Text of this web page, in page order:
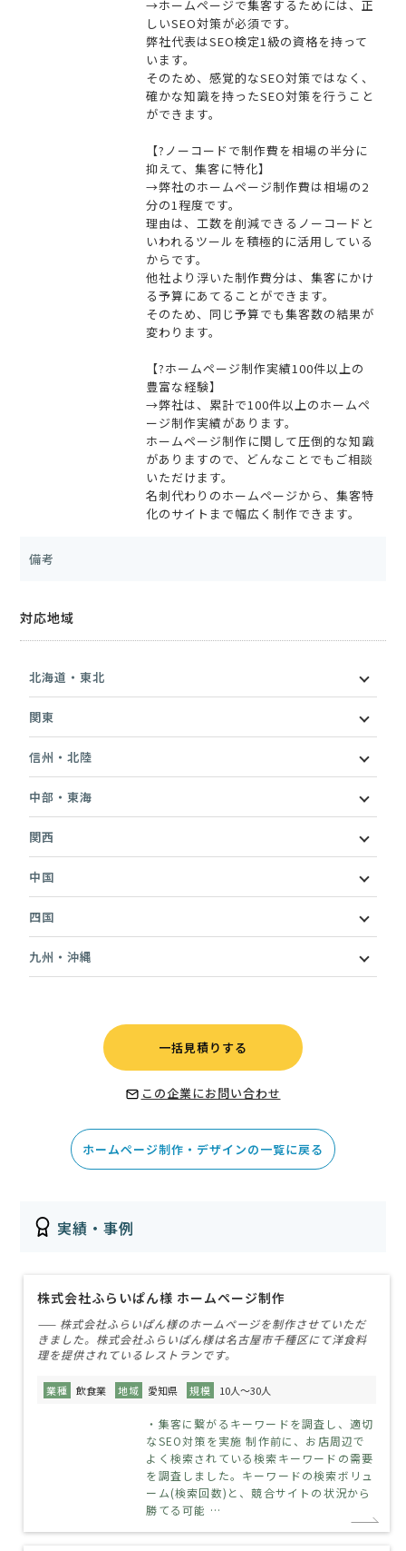
→ホームページで集客するためには、正
しいSEO対策が必須です。
弊社代表はSEO検定1級の資格を持って
います。
そのため、感覚的なSEO対策ではなく、
確かな知識を持ったSEO対策を行うこと
ができます。
【?ノーコードで制作費を相場の半分に
抑えて、集客に特化】
→弊社のホームページ制作費は相場の2
分の1程度です。
理由は、工数を削減できるノーコードと
いわれるツールを積極的に活用している
からです。
他社より浮いた制作費分は、集客にかけ
る予算にあてることができます。
そのため、同じ予算でも集客数の結果が
変わります。
【?ホームページ制作実績100件以上の
豊富な経験】
→弊社は、累計で100件以上のホームペ
ージ制作実績があります。
ホームページ制作に関して圧倒的な知識
がありますので、どんなことでもご相談
いただけます。
名刺代わりのホームページから、集客特
化のサイトまで幅広く制作できます。
備考
対応地域
北海道・東北
関東
信州・北陸
中部・東海
関西
中国
四国
九州・沖縄
一括見積りする
この企業にお問い合わせ
ホームページ制作・デザインの一覧に戻る
実績・事例
株式会社ふらいぱん様 ホームページ制作
—— 株式会社ふらいぱん様のホームページを制作させていただ
きました。株式会社ふらいぱん様は名古屋市千種区にて洋食料
理を提供されているレストランです。
業種 飲食業 地域 愛知県 規模 10人～30人
・集客に繋がるキーワードを調査し、適切
なSEO対策を実施 制作前に、お店周辺で
よく検索されている検索キーワードの需要
を調査しました。キーワードの検索ボリュ
ーム(検索回数)と、競合サイトの状況から
勝てる可能 …